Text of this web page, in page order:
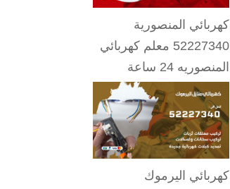
كهربائي المنصورية
52227340 معلم كهربائي
المنصوريه 24 ساعة
كهربائي اليرموك